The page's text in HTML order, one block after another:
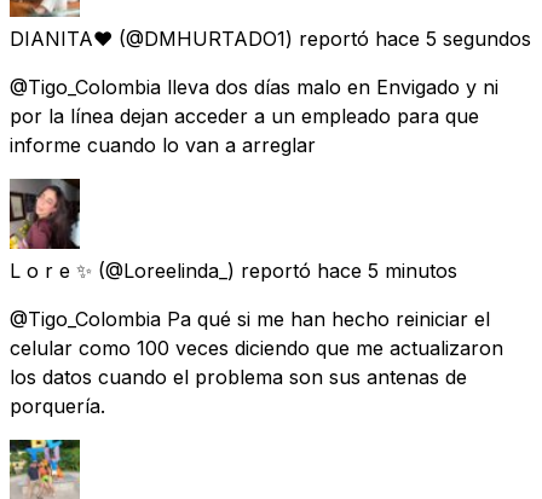
DIANITA❤️ (@DMHURTADO1) reportó hace 5 segundos
@Tigo_Colombia lleva dos días malo en Envigado y ni
por la línea dejan acceder a un empleado para que
informe cuando lo van a arreglar
L o r e ✨ (@Loreelinda_) reportó hace 5 minutos
@Tigo_Colombia Pa qué si me han hecho reiniciar el
celular como 100 veces diciendo que me actualizaron
los datos cuando el problema son sus antenas de
porquería.